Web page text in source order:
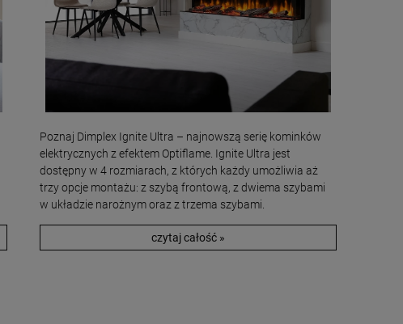
Poznaj Dimplex Ignite Ultra – najnowszą serię kominków
elektrycznych z efektem Optiflame. Ignite Ultra jest
dostępny w 4 rozmiarach, z których każdy umożliwia aż
trzy opcje montażu: z szybą frontową, z dwiema szybami
w układzie narożnym oraz z trzema szybami.
czytaj całość »